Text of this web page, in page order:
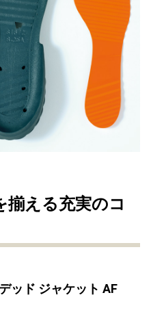
揃える充実のコ
ッド ジャケット AF